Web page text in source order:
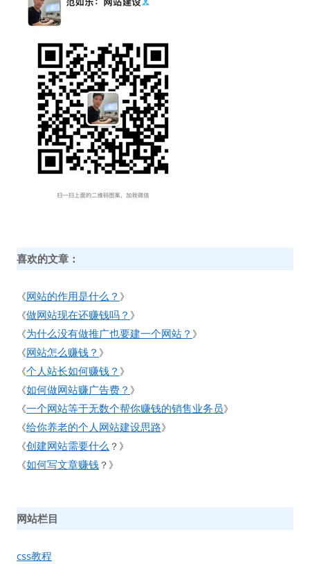
喜欢的文章：
《网站的作用是什么？ 》
《做网站现在还赚钱吗？ 》
《为什么没有做推广也要建一个网站？ 》
《网站怎么赚钱？ 》
《个人站长如何赚钱？ 》
《如何做网站赚广告费？ 》
《一个网站等于无数个帮你赚钱的销售业务员》
《给你养老的个人网站建设思路》
《创建网站需要什么 ？》
《如何写文章赚钱 ？》
网站栏目
css教程